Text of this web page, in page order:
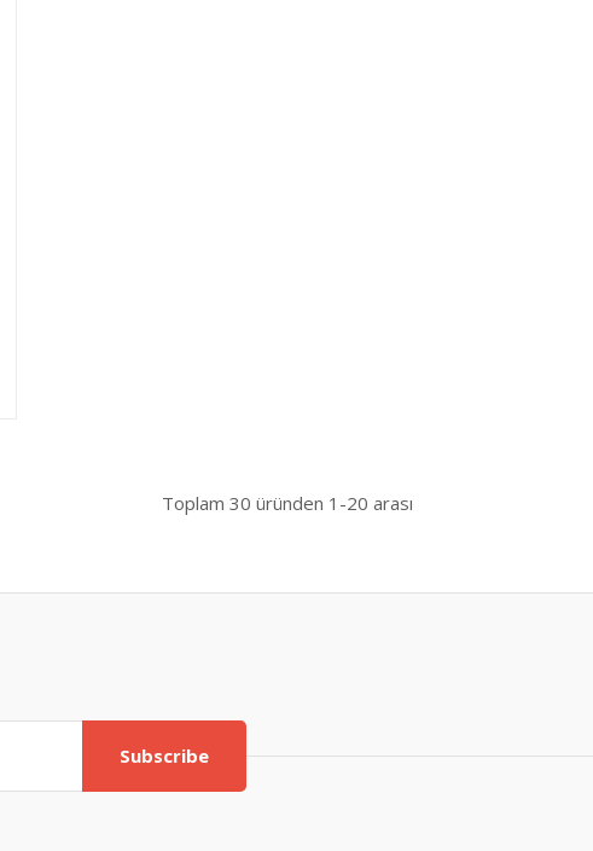
Toplam 30 üründen 1-20 arası
Subscribe